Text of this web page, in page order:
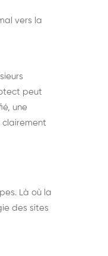
vers la
peut
une
Là où la
des sites